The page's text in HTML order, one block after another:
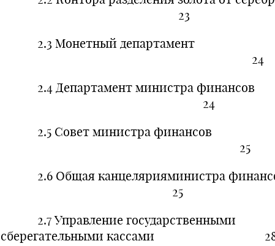
23
2.3 Монетный департамент
24
2.4 Департамент министра финансов
24
2.5 Совет министра финансов
25
2.6 Общая канцелярияминистра
25
2.7 Управление государственными
сберегательными кассами